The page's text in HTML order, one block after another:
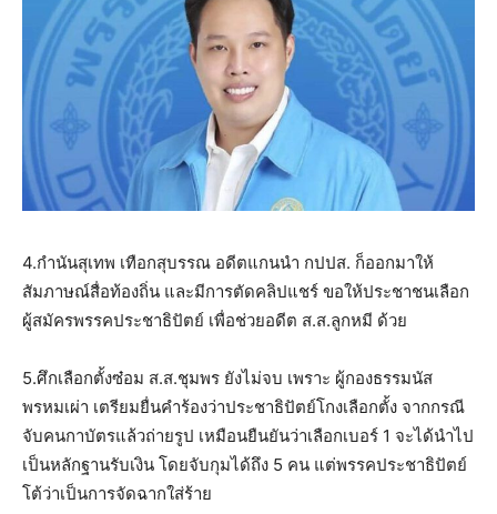
4.กำนันสุเทพ เทือกสุบรรณ อดีตแกนนำ กปปส. ก็ออกมาให้
สัมภาษณ์สื่อท้องถิ่น และมีการตัดคลิปแชร์ ขอให้ประชาชนเลือก
ผู้สมัครพรรคประชาธิปัตย์ เพื่อช่วยอดีต ส.ส.ลูกหมี ด้วย
5.ศึกเลือกตั้งซ๋อม ส.ส.ชุมพร ยังไม่จบ เพราะ ผู้กองธรรมนัส
พรหมเผ่า เตรียมยื่นคำร้องว่าประชาธิปัตย์โกงเลือกตั้ง จากกรณี
จับคนกาบัตรแล้วถ่ายรูป เหมือนยืนยันว่าเลือกเบอร์ 1 จะได้นำไป
เป็นหลักฐานรับเงิน โดยจับกุมได้ถึง 5 คน แต่พรรคประชาธิปัตย์
โต้ว่าเป็นการจัดฉากใส่ร้าย